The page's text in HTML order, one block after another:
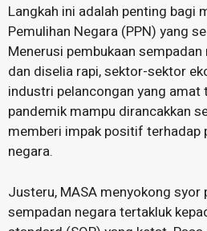
Langkah ini adalah penting bagi
Pemulihan Negara (PPN) yang
Menerusi pembukaan
dan diselia rapi, sektor-sektor
industri pelancongan yang amat
pandemik mampu dirancakkan
memberi impak positif terhadap
negara.
Justeru, MASA menyokong syor
sempadan negara tertakluk